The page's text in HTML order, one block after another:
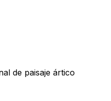
de paisaje ártico